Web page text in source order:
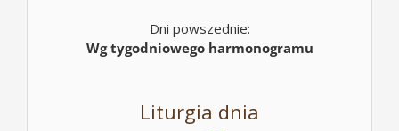
Dni powszednie:
Wg tygodniowego harmonogramu
Liturgia dnia